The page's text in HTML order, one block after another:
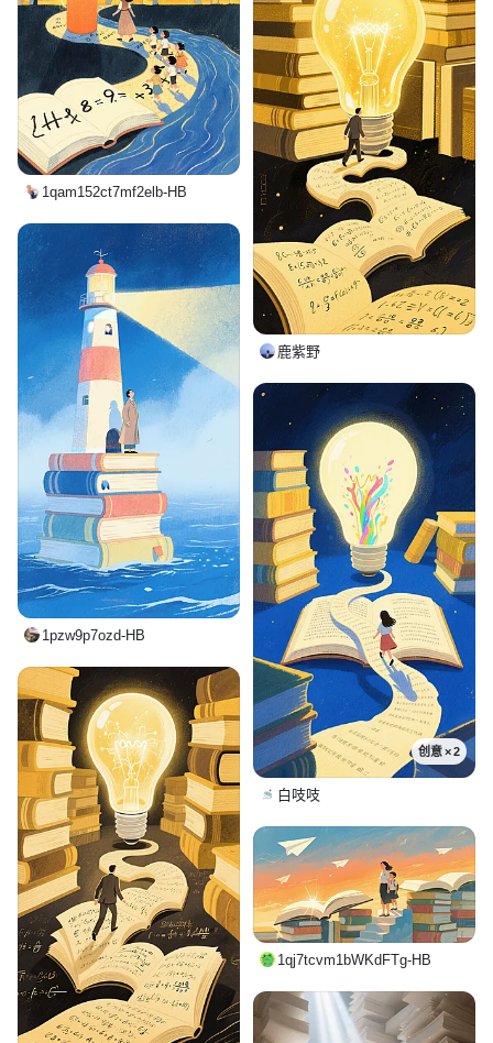
1qam152ct7mf2elb-HB
鹿紫野
1pzw9p7ozd-HB
创意 × 2
白吱吱
1qj7tcvm1bWKdFTg-HB